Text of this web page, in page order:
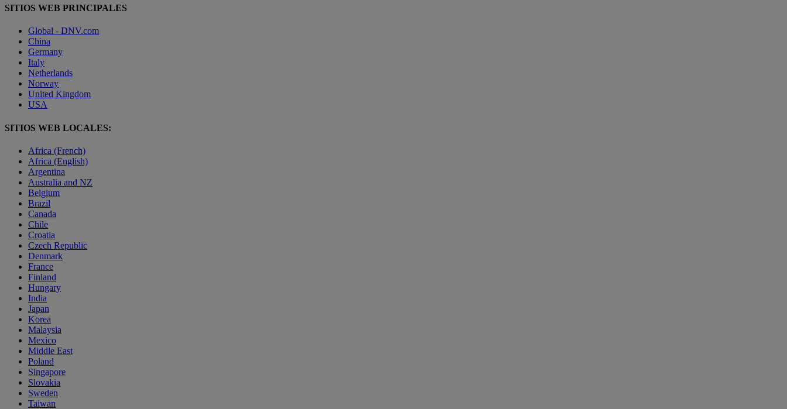
SITIOS WEB PRINCIPALES
Global - DNV.com
China
Germany
Italy
Netherlands
Norway
United Kingdom
USA
SITIOS WEB LOCALES:
Africa (French)
Africa (English)
Argentina
Australia and NZ
Belgium
Brazil
Canada
Chile
Croatia
Czech Republic
Denmark
France
Finland
Hungary
India
Japan
Korea
Malaysia
Mexico
Middle East
Poland
Singapore
Slovakia
Sweden
Taiwan